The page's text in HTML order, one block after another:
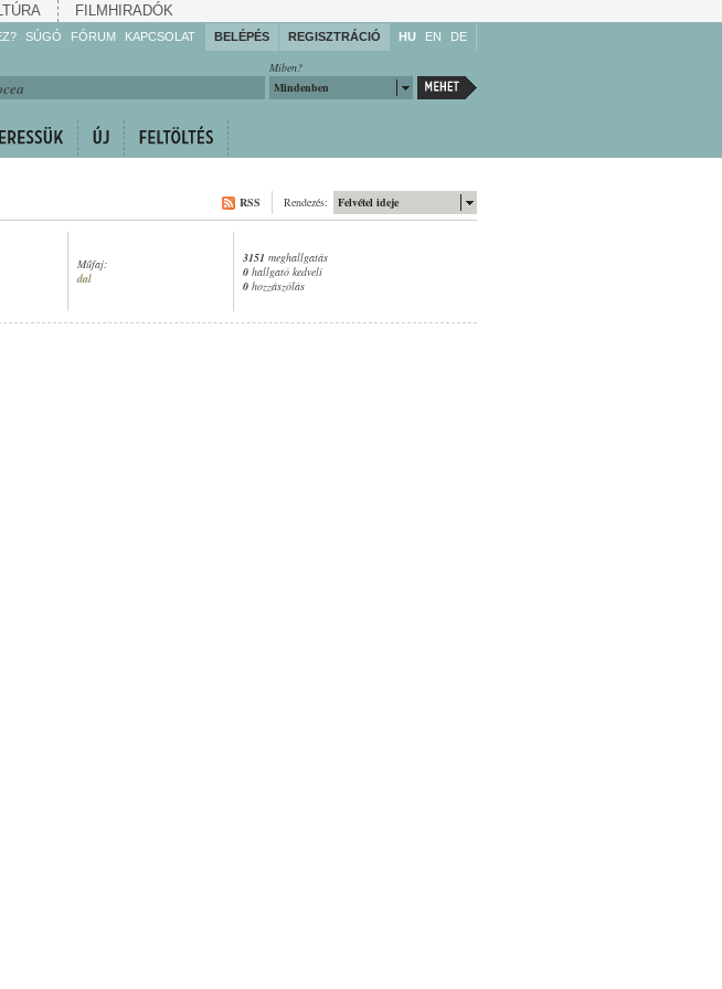
FILMHIRADÓK
SÚGÓ
Gyarapítsa!
FÓRUM KAPCSOLAT BELÉPÉS REGISZTRÁCIÓ HU EN DE
Miben?
Mindenben
Felvétel ideje
Rendezés:
RSS
Műfaj:
dal
3151 meghallgatás
0 hallgató kedveli
0 hozzászólás